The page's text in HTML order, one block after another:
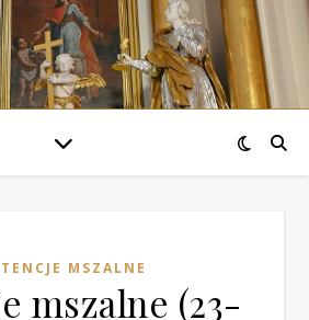
MSZALNE
mszalne (23-